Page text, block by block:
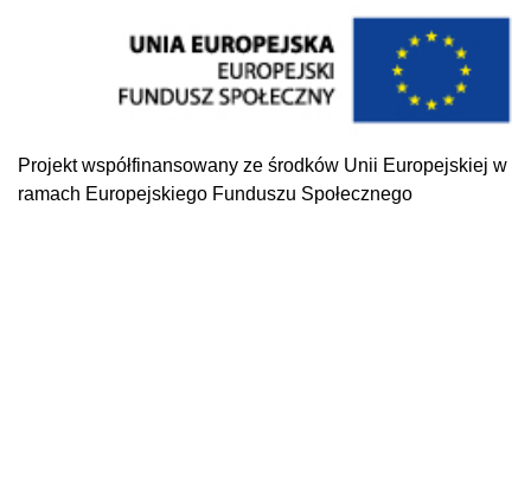
Projekt współfinansowany ze środków Unii Europejskiej w
ramach Europejskiego Funduszu Społecznego